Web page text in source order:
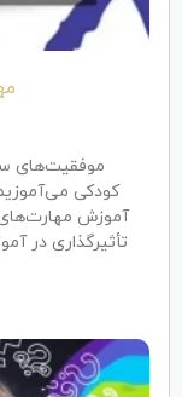
موفقیت‌های
کودکی
آموزش‌
تأثیرگذاری در